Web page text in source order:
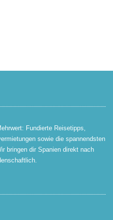
Fundierte Reisetipps,
sowie die spannendsten
bringen dir Spanien direkt nach